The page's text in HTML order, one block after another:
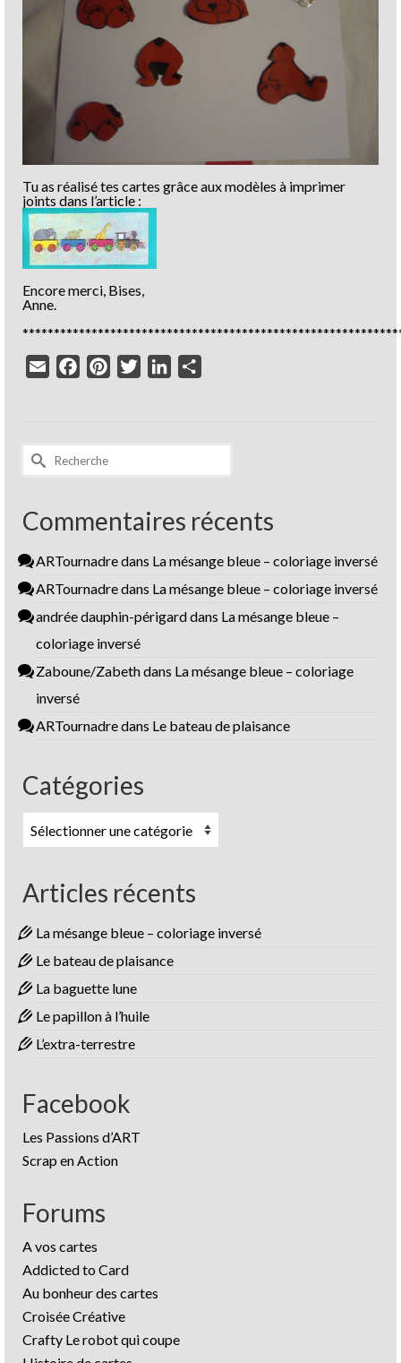
Tu as réalisé tes cartes grâce aux modèles à imprimer
joints dans l’article :
Encore merci, Bises,
Anne.
Email
FacebookPinterestTwitterLinkedIn
Rechercher :
Commentaires récents
ARTournadredans La mésange bleue – coloriage inversé
ARTournadredans La mésange bleue – coloriage inversé
andrée dauphin-périgarddans La mésange bleue –
coloriage inversé
Zaboune/Zabethdans La mésange bleue – coloriage
inversé
ARTournadredans Le bateau de plaisance
Catégories
Catégories
Articles récents
La mésange bleue – coloriage inversé
Le bateau de plaisance
La baguette lune
Le papillon à l’huile
L’extra-terrestre
Facebook
Les Passions d’ART
Scrap en Action
Forums
A vos cartes
Addicted to Card
Au bonheur des cartes
Croisée Créative
Crafty Le robot qui coupe